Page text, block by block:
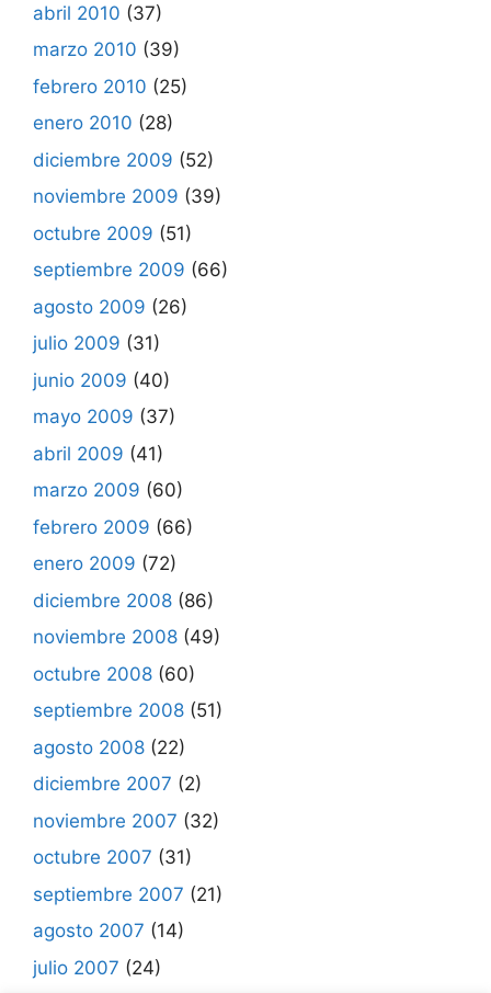
abril 2010 (37)
marzo 2010 (39)
febrero 2010 (25)
enero 2010 (28)
diciembre 2009 (52)
noviembre 2009 (39)
octubre 2009 (51)
septiembre 2009 (66)
agosto 2009 (26)
julio 2009 (31)
junio 2009 (40)
mayo 2009 (37)
abril 2009 (41)
marzo 2009 (60)
febrero 2009 (66)
enero 2009 (72)
diciembre 2008 (86)
noviembre 2008 (49)
octubre 2008 (60)
septiembre 2008 (51)
agosto 2008 (22)
diciembre 2007 (2)
noviembre 2007 (32)
octubre 2007 (31)
septiembre 2007 (21)
agosto 2007 (14)
julio 2007 (24)